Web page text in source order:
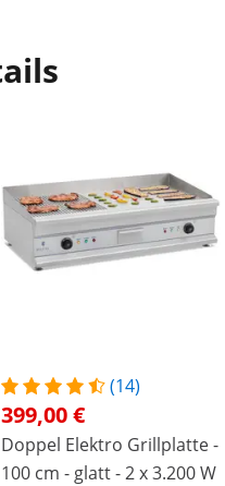
(14)
399,00 €
Doppel Elektro Grillplatte -
100 cm - glatt - 2 x 3.200 W